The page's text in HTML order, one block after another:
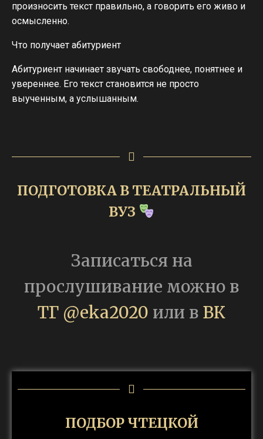
произносить текст правильно, а говорить его живо и
осмысленно.
Что получает абитуриент
Абитуриент начинает звучать свободнее, понятнее и
увереннее. Его текст становится не просто
выученным, а услышанным.
ПОДГОТОВКА В ТЕАТРАЛЬНЫЙ
ВУЗ
Записаться на
прослушивание можно в
ТГ @eka2020 или в ВК
ПОДБОР ЧТЕЦКОЙ